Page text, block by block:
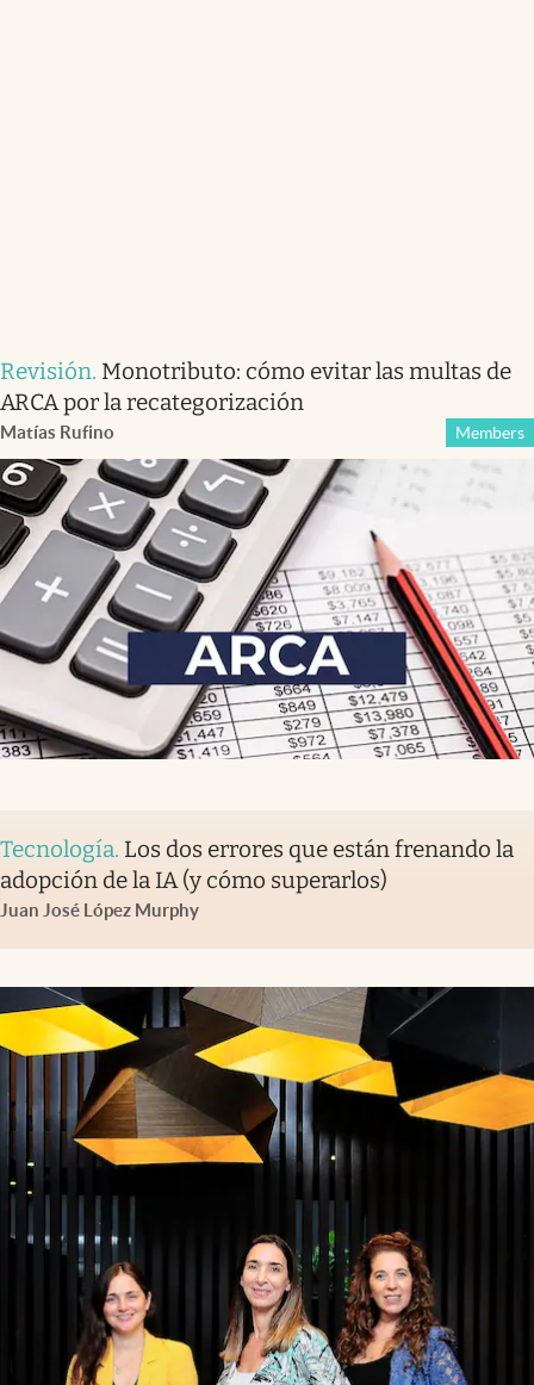
Revisión. Monotributo: cómo evitar las multas de
ARCA por la recategorización
Matías Rufino Members
Tecnología. Los dos errores que están frenando la
adopción de la IA (y cómo superarlos)
Juan José López Murphy